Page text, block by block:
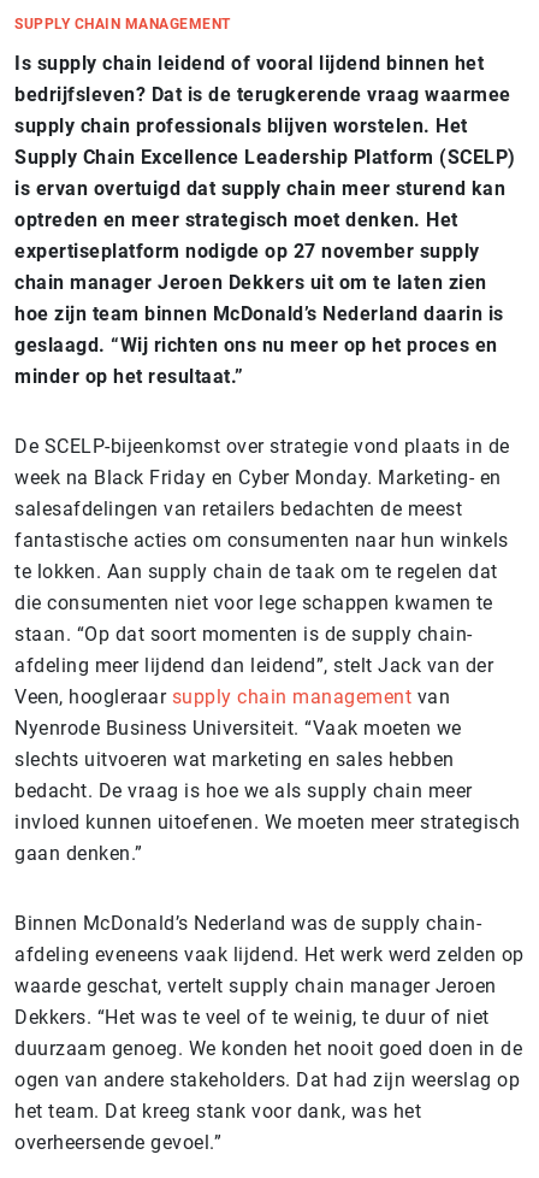
SUPPLY CHAIN MANAGEMENT
Is supply chain leidend of vooral lijdend binnen het
bedrijfsleven? Dat is de terugkerende vraag waarmee
supply chain professionals blijven worstelen. Het
Supply Chain Excellence Leadership Platform (SCELP)
is ervan overtuigd dat supply chain meer sturend kan
optreden en meer strategisch moet denken. Het
expertiseplatform nodigde op 27 november supply
chain manager Jeroen Dekkers uit om te laten zien
hoe zijn team binnen McDonald’s Nederland daarin is
geslaagd. “Wij richten ons nu meer op het proces en
minder op het resultaat.”
De SCELP-bijeenkomst over strategie vond plaats in de
week na Black Friday en Cyber Monday. Marketing- en
salesafdelingen van retailers bedachten de meest
fantastische acties om consumenten naar hun winkels
te lokken. Aan supply chain de taak om te regelen dat
die consumenten niet voor lege schappen kwamen te
staan. “Op dat soort momenten is de supply chain-
afdeling meer lijdend dan leidend”, stelt Jack van der
Veen, hoogleraar supply chain management van
Nyenrode Business Universiteit. “Vaak moeten we
slechts uitvoeren wat marketing en sales hebben
bedacht. De vraag is hoe we als supply chain meer
invloed kunnen uitoefenen. We moeten meer strategisch
gaan denken.”
Binnen McDonald’s Nederland was de supply chain-
afdeling eveneens vaak lijdend. Het werk werd zelden op
waarde geschat, vertelt supply chain manager Jeroen
Dekkers. “Het was te veel of te weinig, te duur of niet
duurzaam genoeg. We konden het nooit goed doen in de
ogen van andere stakeholders. Dat had zijn weerslag op
het team. Dat kreeg stank voor dank, was het
overheersende gevoel.”